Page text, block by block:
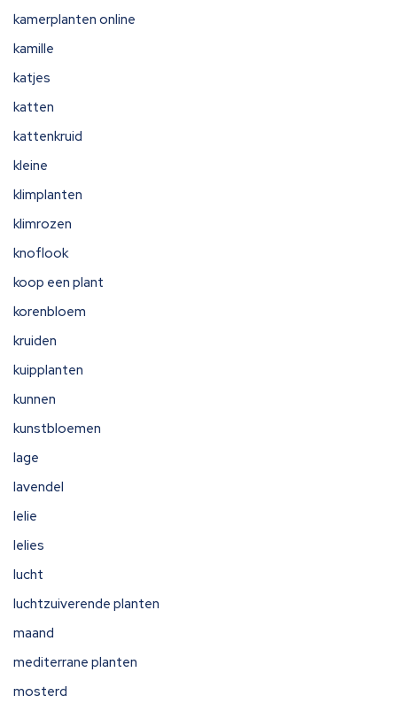
kamerplanten online
kamille
katjes
katten
kattenkruid
kleine
klimplanten
klimrozen
knoflook
koop een plant
korenbloem
kruiden
kuipplanten
kunnen
kunstbloemen
lage
lavendel
lelie
lelies
lucht
luchtzuiverende planten
maand
mediterrane planten
mosterd